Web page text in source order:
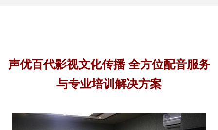
声优百代影视文化传播 全方位配音服务
与专业培训解决方案